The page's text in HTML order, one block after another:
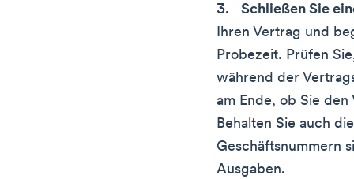
Schließen Sie
Ihren Vertrag und
Probezeit. Prüfen
während der
am Ende, ob Sie
Behalten Sie auch
Geschäftsnummern
Ausgaben.